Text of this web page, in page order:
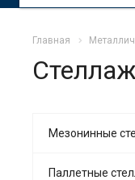
Главная
Мезонинные
Паллетные